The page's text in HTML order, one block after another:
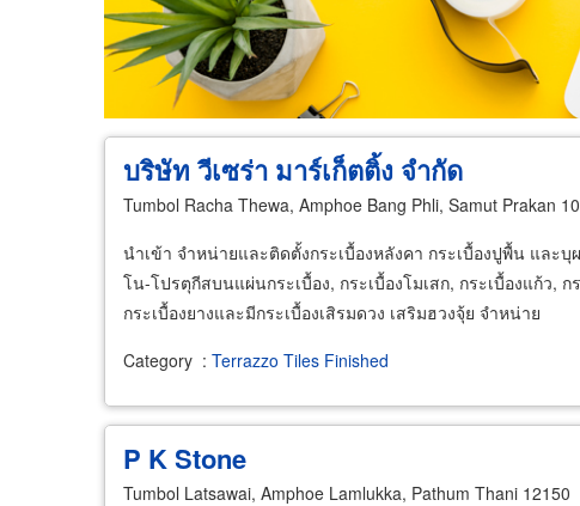
บริษัท วีเซร่า มาร์เก็ตติ้ง จำกัด
Tumbol Racha Thewa, Amphoe Bang Phli, Samut Prakan
นำเข้า จำหน่ายและติดตั้งกระเบื้องหลังคา กระเบื้องปูพื้น และ
โน-โปรตุกีสบนแผ่นกระเบื้อง, กระเบื้องโมเสก, กระเบื้องแก้ว,
กระเบื้องยางและมีกระเบื้องเสิรมดวง เสริมฮวงจุ้ย จำหน่าย
Category : Terrazzo Tiles Finished
P K Stone
Tumbol Latsawai, Amphoe Lamlukka, Pathum Thani 12150